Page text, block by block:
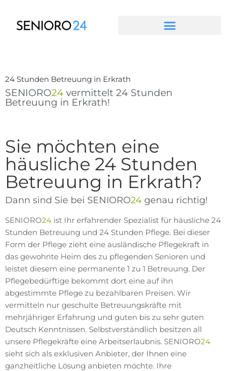
springen
24 Stunden Betreuung in Erkrath
SENIORO24 vermittelt 24 Stunden
Betreuung in Erkrath!
Sie möchten eine
häusliche 24 Stunden
Betreuung in Erkrath?
Dann sind Sie bei SENIORO24 genau richtig!
SENIORO24 ist Ihr erfahrender Spezialist für häusliche 24
Stunden Betreuung und 24 Stunden Pflege. Bei dieser
Form der Pflege zieht eine ausländische Pflegekraft in
das gewohnte Heim des zu pflegenden Senioren und
leistet diesem eine permanente 1 zu 1 Betreuung. Der
Pflegebedürftige bekommt dort eine auf ihn
abgestimmte Pflege zu bezahlbaren Preisen. Wir
vermitteln nur geschulte Betreuungskräfte mit
mehrjähriger Erfahrung und guten bis zu sehr guten
Deutsch Kenntnissen. Selbstverständlich besitzen all
unsere Pflegekräfte eine Arbeitserlaubnis. SENIORO24
sieht sich als exklusiven Anbieter, der Ihnen eine
ganzheitliche Lösung anbieten möchte. Ihre